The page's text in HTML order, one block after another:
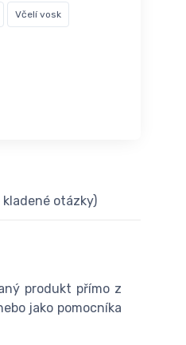
Včelí vosk
kladené otázky)
produkt přímo z
jako pomocníka